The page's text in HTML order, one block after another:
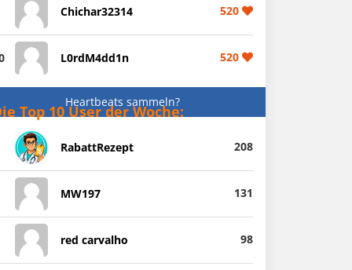
Chichar32314 520
L0rdM4dd1n 520
Heartbeats sammeln?
Top 10 User der Woche:
RabattRezept 208
MW197 131
red carvalho 98